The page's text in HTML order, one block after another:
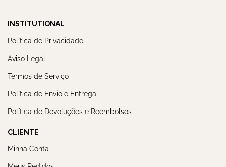
INSTITUTIONAL
Política de Privacidade
Aviso Legal
Termos de Serviço
Política de Envio e Entrega
Política de Devoluções e Reembolsos
CLIENTE
Minha Conta